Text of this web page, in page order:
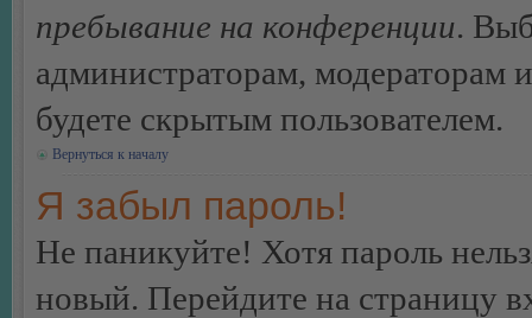
пребывание на конференции.
администраторам, модераторам
будете скрытым пользователем.
Вернуться к началу
Я забыл пароль!
Не паникуйте! Хотя пароль
новый. Перейдите на страницу